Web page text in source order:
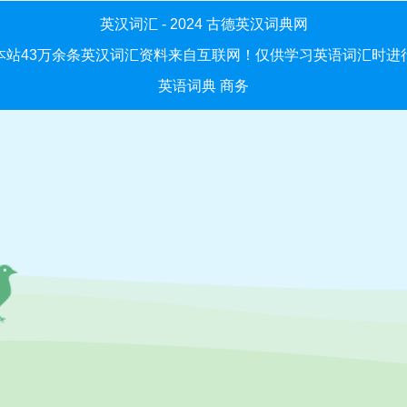
英汉词汇 - 2024 古德英汉词典网
站43万余条英汉词汇资料来自互联网！仅供学习英语词汇时进
英语词典 商务